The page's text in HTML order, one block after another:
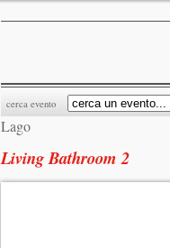
cerca evento
Lago
Living Bathroom 2